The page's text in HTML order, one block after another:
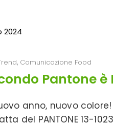
, Comunicazione Food
Pantone è
anno, nuovo
del PANTONE 13-